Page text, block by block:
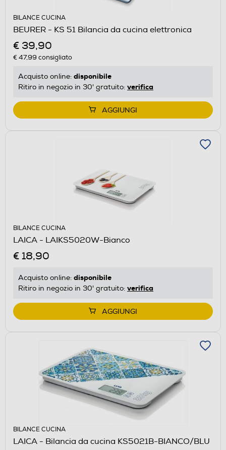
BILANCE CUCINA
BEURER - KS 51 Bilancia da cucina elettronica
€ 39,90
€ 47,99 consigliato
Acquisto online: disponibile
Ritiro in negozio in 30' gratuito: verifica
AGGIUNGI
BILANCE CUCINA
LAICA - LAIKS5020W-Bianco
€ 18,90
Acquisto online: disponibile
Ritiro in negozio in 30' gratuito: verifica
AGGIUNGI
BILANCE CUCINA
LAICA - Bilancia da cucina KS5021B-BIANCO/BLU